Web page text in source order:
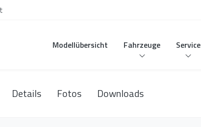
Modellübersicht Fahrzeuge Service
Details Fotos Downloads